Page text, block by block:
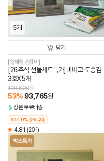
5개
담기
[일체형 손잡이]
[26추석 선물세트특가]비비고 토종김
3호X5개
199,500원
53% 93,765원
상온무료배송
최대 10% 중복쿠폰
4.81 (201)
박스특가